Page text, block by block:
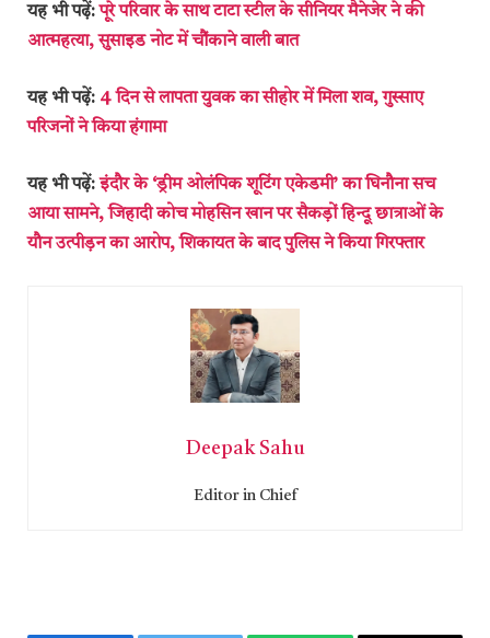
यह भी पढ़ें:पूरे परिवार के साथ टाटा स्टील के सीनियर मैनेजेर ने की
आत्महत्या, सुसाइड नोट में चौंकाने वाली बात
यह भी पढ़ें: 4 दिन से लापता युवक का सीहोर में मिला शव, गुस्साए
परिजनों ने किया हंगामा
यह भी पढ़ें:इंदौर के ‘ड्रीम ओलंपिक शूटिंग एकेडमी’ का घिनौना सच
आया सामने, जिहादी कोच मोहसिन खान पर सैकड़ों हिन्दू छात्राओं के
यौन उत्पीड़न का आरोप, शिकायत के बाद पुलिस ने किया गिरफ्तार
Deepak Sahu
Editor in Chief